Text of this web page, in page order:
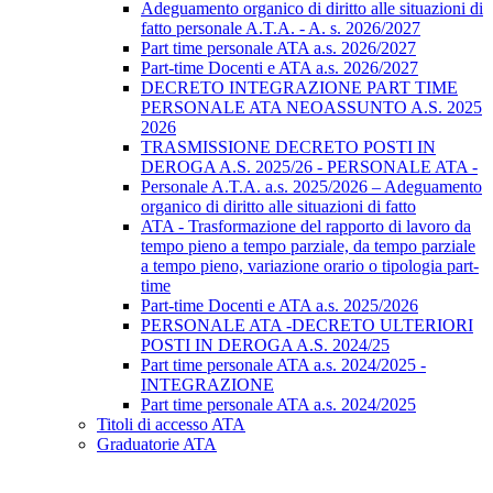
Adeguamento organico di diritto alle situazioni di
fatto personale A.T.A. - A. s. 2026/2027
Part time personale ATA a.s. 2026/2027
Part-time Docenti e ATA a.s. 2026/2027
DECRETO INTEGRAZIONE PART TIME
PERSONALE ATA NEOASSUNTO A.S. 2025
2026
TRASMISSIONE DECRETO POSTI IN
DEROGA A.S. 2025/26 - PERSONALE ATA -
Personale A.T.A. a.s. 2025/2026 – Adeguamento
organico di diritto alle situazioni di fatto
ATA - Trasformazione del rapporto di lavoro da
tempo pieno a tempo parziale, da tempo parziale
a tempo pieno, variazione orario o tipologia part-
time
Part-time Docenti e ATA a.s. 2025/2026
PERSONALE ATA -DECRETO ULTERIORI
POSTI IN DEROGA A.S. 2024/25
Part time personale ATA a.s. 2024/2025 -
INTEGRAZIONE
Part time personale ATA a.s. 2024/2025
Titoli di accesso ATA
Graduatorie ATA